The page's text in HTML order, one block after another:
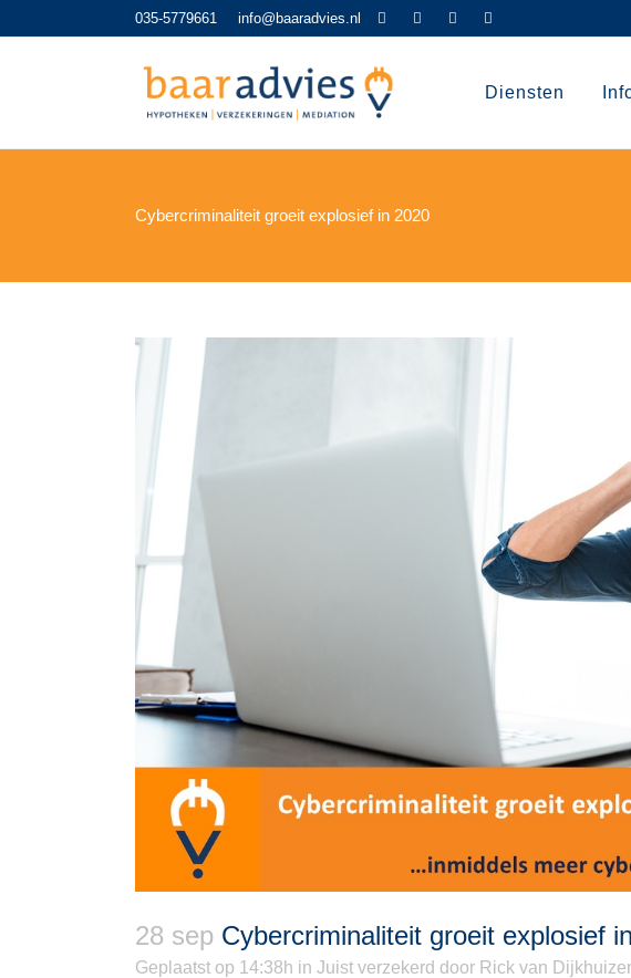
035-5779661 info@baaradvies.nl
Diensten
Cybercriminaliteit groeit explosief in 2020
28 sep Cybercriminaliteit groeit explosief
Geplaatst op 14:38h in Juist verzekerd door Rick van